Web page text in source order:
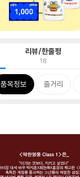
리뷰/한줄평
18
품목정보 줄거리